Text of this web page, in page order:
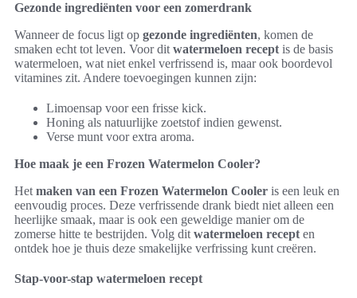
Gezonde ingrediënten voor een zomerdrank
Wanneer de focus ligt op gezonde ingrediënten, komen de
smaken echt tot leven. Voor dit watermeloen recept is de basis
watermeloen, wat niet enkel verfrissend is, maar ook boordevol
vitamines zit. Andere toevoegingen kunnen zijn:
Limoensap voor een frisse kick.
Honing als natuurlijke zoetstof indien gewenst.
Verse munt voor extra aroma.
Hoe maak je een Frozen Watermelon Cooler?
Het maken van een Frozen Watermelon Cooler is een leuk en
eenvoudig proces. Deze verfrissende drank biedt niet alleen een
heerlijke smaak, maar is ook een geweldige manier om de
zomerse hitte te bestrijden. Volg dit watermeloen recept en
ontdek hoe je thuis deze smakelijke verfrissing kunt creëren.
Stap-voor-stap watermeloen recept